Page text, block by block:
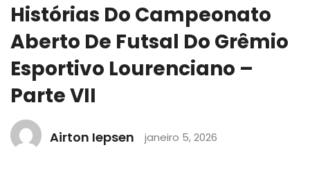
Histórias Do Campeonato
Aberto De Futsal Do Grêmio
Esportivo Lourenciano –
Parte VII
Airton Iepsen janeiro 5, 2026